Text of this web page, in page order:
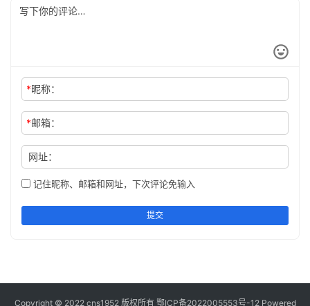
*昵称：
*邮箱：
网址：
记住昵称、邮箱和网址，下次评论免输入
提交
Copyright © 2022 cns1952 版权所有 鄂ICP备2022005553号-12Powered